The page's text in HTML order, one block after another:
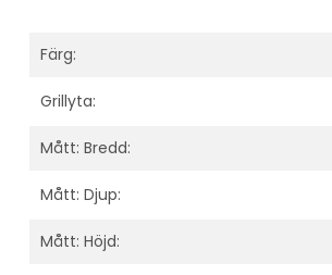
Färg:
Grillyta:
Mått: Bredd:
Mått: Djup:
Mått: Höjd: